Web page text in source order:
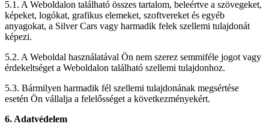
5.1. A Weboldalon található összes tartalom, beleértve a szövegeket,
képeket, logókat, grafikus elemeket, szoftvereket és egyéb
anyagokat, a Silver Cars vagy harmadik felek szellemi tulajdonát
képezi.
5.2. A Weboldal használatával Ön nem szerez semmiféle jogot vagy
érdekeltséget a Weboldalon található szellemi tulajdonhoz.
5.3. Bármilyen harmadik fél szellemi tulajdonának megsértése
esetén Ön vállalja a felelősséget a következményekért.
6. Adatvédelem